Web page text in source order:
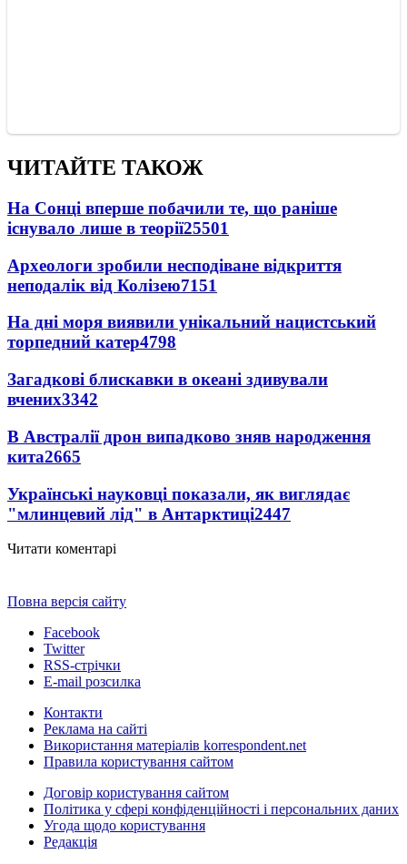
ЧИТАЙТЕ ТАКОЖ
На Сонці вперше побачили те, що раніше
існувало лише в теорії25501
Археологи зробили несподіване відкриття
неподалік від Колізею7151
На дні моря виявили унікальний нацистський
торпедний катер4798
Загадкові блискавки в океані здивували
вчених3342
В Австралії дрон випадково зняв народження
кита2665
Українські науковці показали, як виглядає
"млинцевий лід" в Антарктиці2447
Читати коментарі
Повна версія сайту
Facebook
Twitter
RSS-стрічки
E-mail розсилка
Контакти
Реклама на сайті
Використання матеріалів korrespondent.net
Правила користування сайтом
Договір користування сайтом
Політика у сфері конфіденційності і персональних даних
Угода щодо користування
Редакція